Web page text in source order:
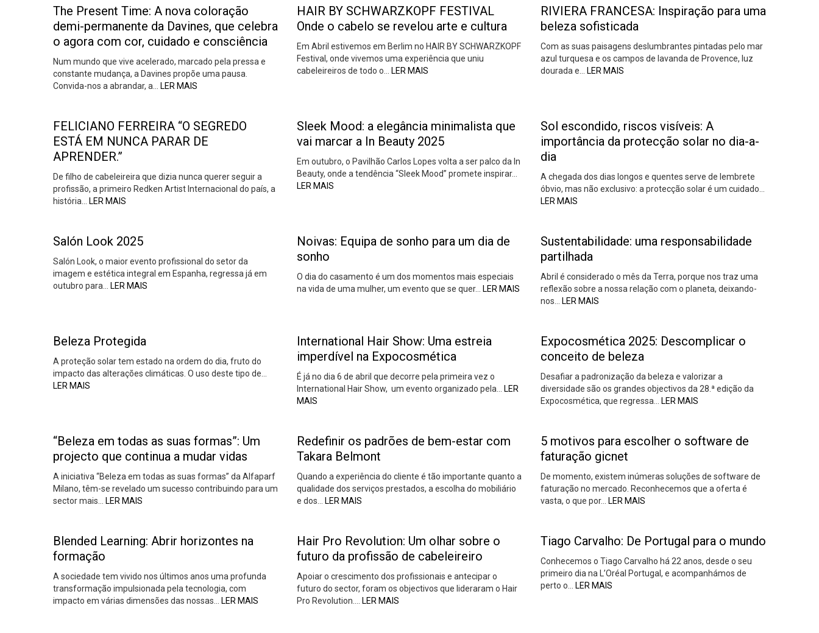
The Present Time: A nova coloração
demi-permanente da Davines, que celebra
o agora com cor, cuidado e consciência
Num mundo que vive acelerado, marcado pela pressa e
constante mudança, a Davines propõe uma pausa.
Convida-nos a abrandar, a…
LER MAIS
HAIR BY SCHWARZKOPF FESTIVAL
Onde o cabelo se revelou arte e cultura
Em Abril estivemos em Berlim no HAIR BY SCHWARZKOPF
Festival, onde vivemos uma experiência que uniu
cabeleireiros de todo o…
LER MAIS
RIVIERA FRANCESA: Inspiração para uma
beleza sofisticada
Com as suas paisagens deslumbrantes pintadas pelo mar
azul turquesa e os campos de lavanda de Provence, luz
dourada e…
LER MAIS
FELICIANO FERREIRA “O SEGREDO
ESTÁ EM NUNCA PARAR DE
APRENDER.”
De filho de cabeleireira que dizia nunca querer seguir a
profissão, a primeiro Redken Artist Internacional do país, a
história…
LER MAIS
Sleek Mood: a elegância minimalista que
vai marcar a In Beauty 2025
Em outubro, o Pavilhão Carlos Lopes volta a ser palco da In
Beauty, onde a tendência “Sleek Mood” promete inspirar…
LER MAIS
Sol escondido, riscos visíveis: A
importância da protecção solar no dia-a-
dia
A chegada dos dias longos e quentes serve de lembrete
óbvio, mas não exclusivo: a protecção solar é um cuidado…
LER MAIS
Salón Look 2025
Salón Look, o maior evento profissional do setor da
imagem e estética integral em Espanha, regressa já em
outubro para…
LER MAIS
Noivas: Equipa de sonho para um dia de
sonho
O dia do casamento é um dos momentos mais especiais
na vida de uma mulher, um evento que se quer…
LER MAIS
Sustentabilidade: uma responsabilidade
partilhada
Abril é considerado o mês da Terra, porque nos traz uma
reflexão sobre a nossa relação com o planeta, deixando-
nos…
LER MAIS
Beleza Protegida
A proteção solar tem estado na ordem do dia, fruto do
impacto das alterações climáticas. O uso deste tipo de…
LER MAIS
International Hair Show: Uma estreia
imperdível na Expocosmética
É já no dia 6 de abril que decorre pela primeira vez o
International Hair Show, um evento organizado pela…
LER
MAIS
Expocosmética 2025: Descomplicar o
conceito de beleza
Desafiar a padronização da beleza e valorizar a
diversidade são os grandes objectivos da 28.ª edição da
Expocosmética, que regressa…
LER MAIS
“Beleza em todas as suas formas”: Um
projecto que continua a mudar vidas
A iniciativa “Beleza em todas as suas formas” da Alfaparf
Milano, têm-se revelado um sucesso contribuindo para um
sector mais…
LER MAIS
Redefinir os padrões de bem-estar com
Takara Belmont
Quando a experiência do cliente é tão importante quanto a
qualidade dos serviços prestados, a escolha do mobiliário
e dos…
LER MAIS
5 motivos para escolher o software de
faturação gicnet
De momento, existem inúmeras soluções de software de
faturação no mercado. Reconhecemos que a oferta é
vasta, o que por…
LER MAIS
Blended Learning: Abrir horizontes na
formação
A sociedade tem vivido nos últimos anos uma profunda
transformação impulsionada pela tecnologia, com
impacto em várias dimensões das nossas…
LER MAIS
Hair Pro Revolution: Um olhar sobre o
futuro da profissão de cabeleireiro
Apoiar o crescimento dos profissionais e antecipar o
futuro do sector, foram os objectivos que lideraram o Hair
Pro Revolution….
LER MAIS
Tiago Carvalho: De Portugal para o mundo
Conhecemos o Tiago Carvalho há 22 anos, desde o seu
primeiro dia na L’Oréal Portugal, e acompanhámos de
perto o…
LER MAIS